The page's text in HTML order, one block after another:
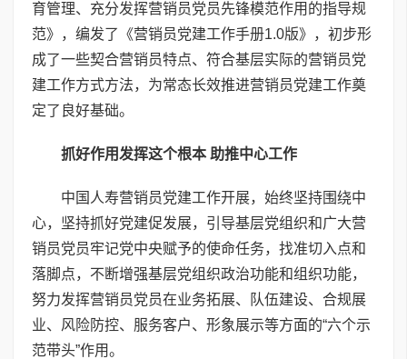
育管理、充分发挥营销员党员先锋模范作用的指导规
范》，编发了《营销员党建工作手册1.0版》，初步形
成了一些契合营销员特点、符合基层实际的营销员党
建工作方式方法，为常态长效推进营销员党建工作奠
定了良好基础。
抓好作用发挥这个根本 助推中心工作
中国人寿营销员党建工作开展，始终坚持围绕中
心，坚持抓好党建促发展，引导基层党组织和广大营
销员党员牢记党中央赋予的使命任务，找准切入点和
落脚点，不断增强基层党组织政治功能和组织功能，
努力发挥营销员党员在业务拓展、队伍建设、合规展
业、风险防控、服务客户、形象展示等方面的“六个示
范带头”作用。